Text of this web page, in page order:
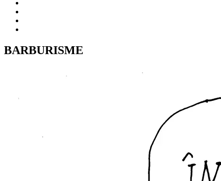
BARBURISME